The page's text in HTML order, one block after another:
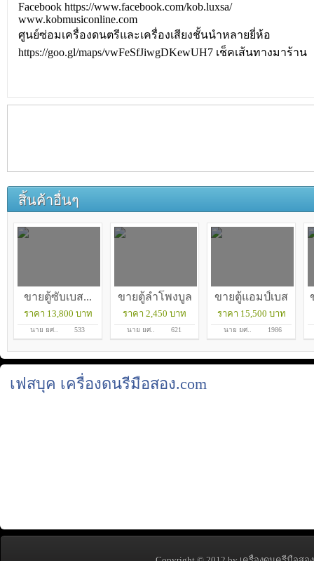
Facebook https://www.facebook.com/kob.luxsa/
www.kobmusiconline.com
ศูนย์ซ่อมเครื่องดนตรีและเครื่องเสียงชั้นนำหลายยี่ห้อ
https://goo.gl/maps/vwFeSfJiwgDKewUH7 เช็คเส้นทางมาร้าน
สิ้นค้าอื่นๆ
ขายตู้ซับเบส...
ราคา 13,800 บาท
นาย ยศ.. 533
ขายตู้ลำโพงบูล
ทูธ...
ราคา 2,450 บาท
นาย ยศ.. 621
ขายตู้แอมป์เบส
หัว...
ราคา 15,500 บาท
นาย ยศ.. 1986
เฟสบุค เครื่องดนรีมือสอง.com